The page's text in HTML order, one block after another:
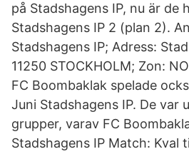
på Stadshagens IP, nu är de
Stadshagens IP 2 (plan 2).
Stadshagens IP; Adress:
11250 STOCKHOLM; Zon:
FC Boombaklak spelade
Juni Stadshagens IP. De var
grupper, varav FC
Stadshagens IP Match: Kval